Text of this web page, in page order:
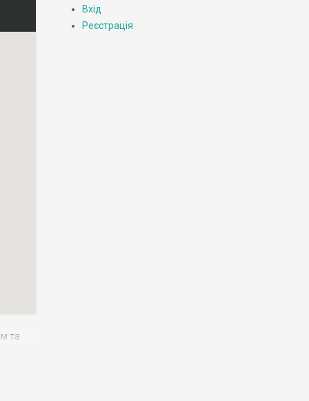
та
Вхід
Реєстрація